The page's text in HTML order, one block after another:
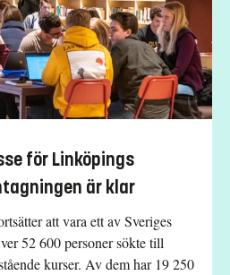
för Linköpings
är klar
att vara ett av Sveriges
52 600 personer sökte till
kurser. Av dem har 19 250